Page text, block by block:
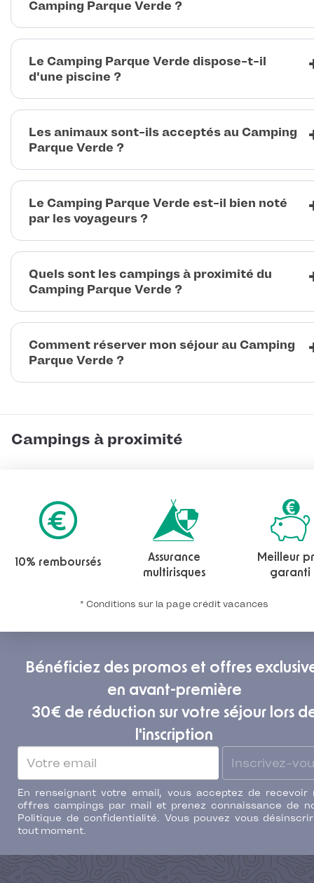
Camping Parque Verde ?
Le Camping Parque Verde dispose-t-il
d'une piscine ?
Les animaux sont-ils acceptés au Camping
Parque Verde ?
Le Camping Parque Verde est-il bien noté
par les voyageurs ?
Quels sont les campings à proximité du
Camping Parque Verde ?
Comment réserver mon séjour au Camping
Parque Verde ?
Campings à proximité
10% remboursés
Assurance
multirisques
Meilleur
garanti
* Conditions sur la page crédit vacances
Bénéficiez des promos et offres
en avant-première
30€ de réduction sur votre séjour lors
l'inscription
Inscrivez-
En renseignant votre email, vous acceptez de recevoir
offres campings par mail et prenez connaissance de
Politique de confidentialité. Vous pouvez vous
tout moment.